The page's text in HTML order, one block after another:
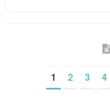
1 2 3 4